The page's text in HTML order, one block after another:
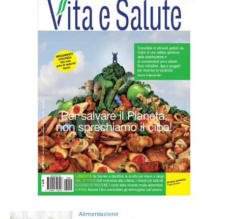
Alimentazione